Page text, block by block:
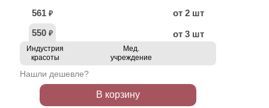
561 ₽
от 2 шт
550 ₽ от 3 шт
Индустрия
красоты
Мед.
учреждение
Нашли дешевле?
В корзину